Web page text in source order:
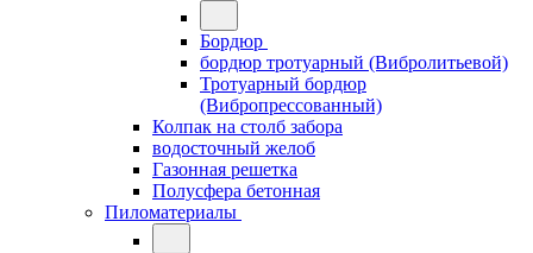
Бордюр
бордюр тротуарный (Вибролитьевой)
Тротуарный бордюр
(Вибропрессованный)
Колпак на столб забора
водосточный желоб
Газонная решетка
Полусфера бетонная
Пиломатериалы